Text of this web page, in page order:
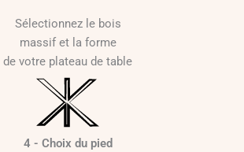
Sélectionnez le bois
massif et la forme
de votre plateau de table
4 - Choix du pied